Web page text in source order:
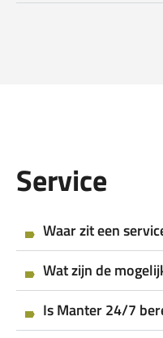
Service
Waar zit een
Wat zijn de
Is Manter 24/7